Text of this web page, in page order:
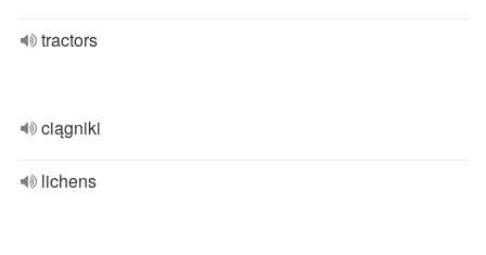
tractors
ciągniki
lichens